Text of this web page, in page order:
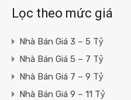
Lọc theo mức giá
Nhà Bán Giá 3 – 5 Tỷ
Nhà Bán Giá 5 – 7 Tỷ
Nhà Bán Giá 7 – 9 Tỷ
Nhà Bán Giá 9 – 11 Tỷ